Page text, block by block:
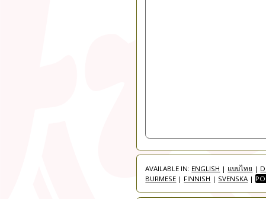
AVAILABLE IN: ENGLISH | แบบไทย |
BURMESE | FINNISH | SVENSKA |